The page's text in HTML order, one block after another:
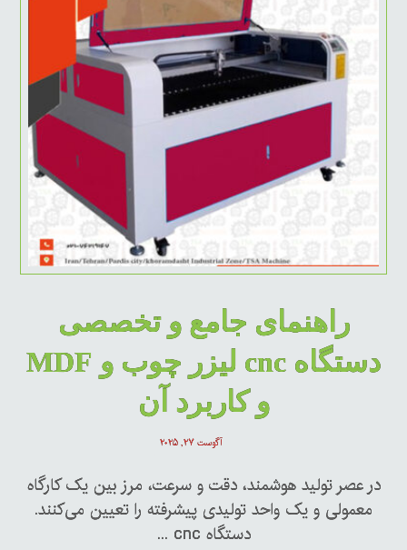
راهنمای جامع و تخصصی
دستگاه cnc لیزر چوب و MDF
و کاربرد آن
آگوست ۲۷, ۲۰۲۵
در عصر تولید هوشمند، دقت و سرعت، مرز بین یک کارگاه
معمولی و یک واحد تولیدی پیشرفته را تعیین می‌کنند.
دستگاه cnc ...